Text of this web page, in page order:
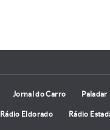
Jornal do Carro Paladar
Rádio Eldorado Rádio